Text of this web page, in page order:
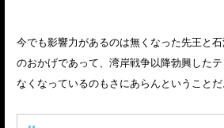
今でも影響力があるのは無くなった先王と
のおかげであって、湾岸戦争以降勃興した
なくなっているのもさにあらんということだ